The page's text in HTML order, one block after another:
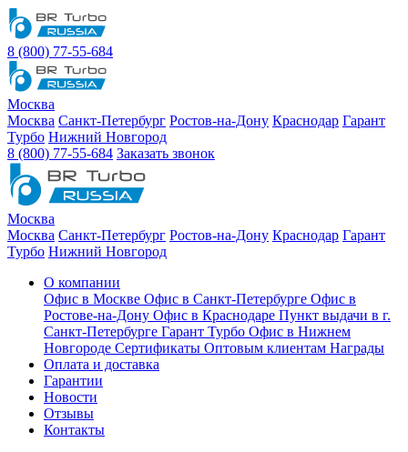
8 (800) 77-55-684
Москва
Москва Санкт-Петербург Ростов-на-Дону Краснодар Гарант
Турбо Нижний Новгород
8 (800) 77-55-684 Заказать звонок
Москва
Москва Санкт-Петербург Ростов-на-Дону Краснодар Гарант
Турбо Нижний Новгород
О компании
Офис в Москве Офис в Санкт-Петербурге Офис в
Ростове-на-Дону Офис в Краснодаре Пункт выдачи в г.
Санкт-Петербурге Гарант Турбо Офис в Нижнем
Новгороде Сертификаты Оптовым клиентам Награды
Оплата и доставка
Гарантии
Новости
Отзывы
Контакты